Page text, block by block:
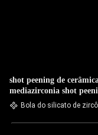
shot peening de
mediazirconia shot
Bola do silicato de